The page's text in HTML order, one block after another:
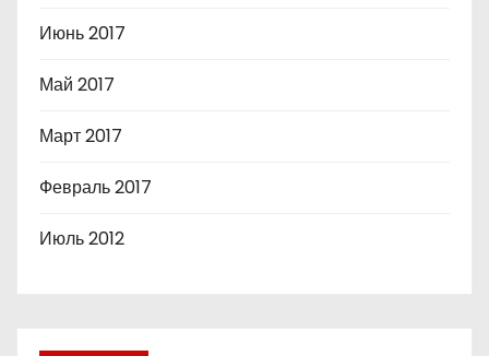
Июнь 2017
Май 2017
Март 2017
Февраль 2017
Июль 2012